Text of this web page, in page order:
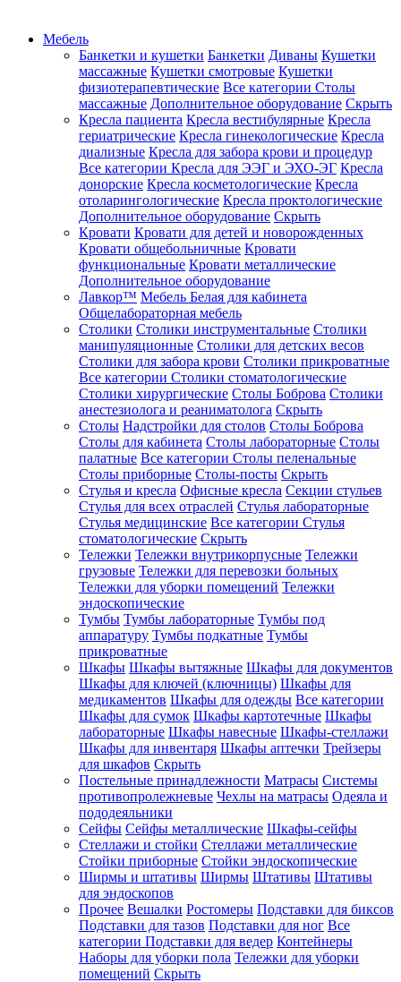
Мебель
Банкетки и кушетки Банкетки Диваны Кушетки
массажные Кушетки смотровые Кушетки
физиотерапевтические Все категории Столы
массажные Дополнительное оборудование Скрыть
Кресла пациента Кресла вестибулярные Кресла
гериатрические Кресла гинекологические Кресла
диализные Кресла для забора крови и процедур
Все категории Кресла для ЭЭГ и ЭХО-ЭГ Кресла
донорские Кресла косметологические Кресла
отоларингологические Кресла проктологические
Дополнительное оборудование Скрыть
Кровати Кровати для детей и новорожденных
Кровати общебольничные Кровати
функциональные Кровати металлические
Дополнительное оборудование
Лавкор™ Мебель Белая для кабинета
Общелабораторная мебель
Столики Столики инструментальные Столики
манипуляционные Столики для детских весов
Столики для забора крови Столики прикроватные
Все категории Столики стоматологические
Столики хирургические Столы Боброва Столики
анестезиолога и реаниматолога Скрыть
Столы Надстройки для столов Столы Боброва
Столы для кабинета Столы лабораторные Столы
палатные Все категории Столы пеленальные
Столы приборные Столы-посты Скрыть
Стулья и кресла Офисные кресла Секции стульев
Стулья для всех отраслей Стулья лабораторные
Стулья медицинские Все категории Стулья
стоматологические Скрыть
Тележки Тележки внутрикорпусные Тележки
грузовые Тележки для перевозки больных
Тележки для уборки помещений Тележки
эндоскопические
Тумбы Тумбы лабораторные Тумбы под
аппаратуру Тумбы подкатные Тумбы
прикроватные
Шкафы Шкафы вытяжные Шкафы для документов
Шкафы для ключей (ключницы) Шкафы для
медикаментов Шкафы для одежды Все категории
Шкафы для сумок Шкафы картотечные Шкафы
лабораторные Шкафы навесные Шкафы-стеллажи
Шкафы для инвентаря Шкафы аптечки Трейзеры
для шкафов Скрыть
Постельные принадлежности Матрасы Системы
противопролежневые Чехлы на матрасы Одеяла и
пододеяльники
Сейфы Сейфы металлические Шкафы-сейфы
Стеллажи и стойки Стеллажи металлические
Стойки приборные Стойки эндоскопические
Ширмы и штативы Ширмы Штативы Штативы
для эндоскопов
Прочее Вешалки Ростомеры Подставки для биксов
Подставки для тазов Подставки для ног Все
категории Подставки для ведер Контейнеры
Наборы для уборки пола Тележки для уборки
помещений Скрыть